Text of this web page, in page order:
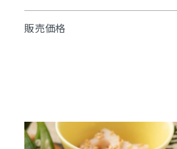
販売価格